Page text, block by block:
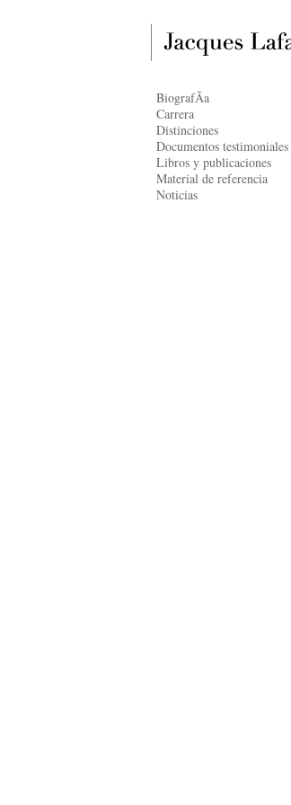
BiografÃ­a
Carrera
Distinciones
Documentos testimoniales
Libros y publicaciones
Material de referencia
Noticias